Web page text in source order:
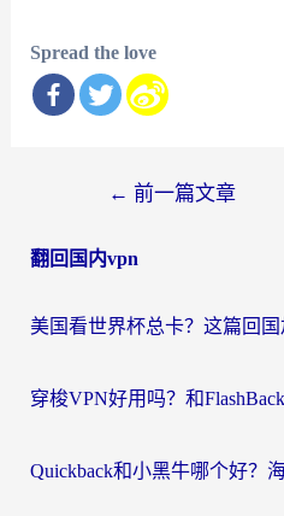
Spread the love
导
← 前一篇文章
翻回国内vpn